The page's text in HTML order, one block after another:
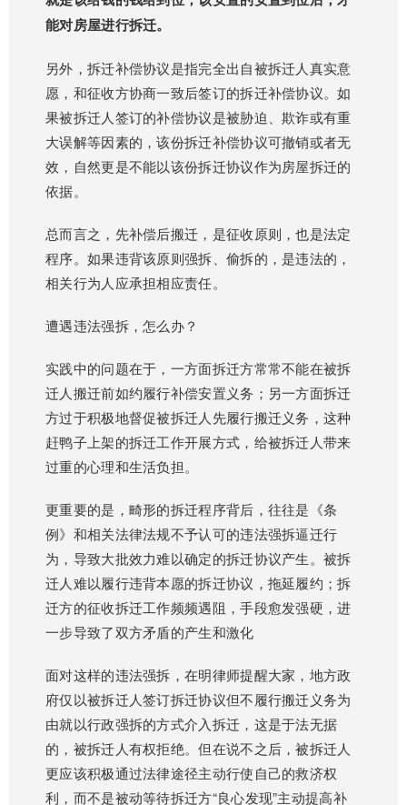
能对房屋进行拆迁。
另外，拆迁补偿协议是指完全出自被拆迁人真实意
愿，和征收方协商一致后签订的拆迁补偿协议。如
果被拆迁人签订的补偿协议是被胁迫、欺诈或有重
大误解等因素的，该份拆迁补偿协议可撤销或者无
效，自然更是不能以该份拆迁协议作为房屋拆迁的
依据。
总而言之，先补偿后搬迁，是征收原则，也是法定
程序。如果违背该原则强拆、偷拆的，是违法的，
相关行为人应承担相应责任。
遭遇违法强拆，怎么办？
实践中的问题在于，一方面拆迁方常常不能在被拆
迁人搬迁前如约履行补偿安置义务；另一方面拆迁
方过于积极地督促被拆迁人先履行搬迁义务，这种
赶鸭子上架的拆迁工作开展方式，给被拆迁人带来
过重的心理和生活负担。
更重要的是，畸形的拆迁程序背后，往往是《条
例》和相关法律法规不予认可的违法强拆逼迁行
为，导致大批效力难以确定的拆迁协议产生。被拆
迁人难以履行违背本愿的拆迁协议，拖延履约；拆
迁方的征收拆迁工作频频遇阻，手段愈发强硬，进
一步导致了双方矛盾的产生和激化
面对这样的违法强拆，在明律师提醒大家，地方政
府仅以被拆迁人签订拆迁协议但不履行搬迁义务为
由就以行政强拆的方式介入拆迁，这是于法无据
的，被拆迁人有权拒绝。但在说不之后，被拆迁人
更应该积极通过法律途径主动行使自己的救济权
利，而不是被动等待拆迁方“良心发现”主动提高补